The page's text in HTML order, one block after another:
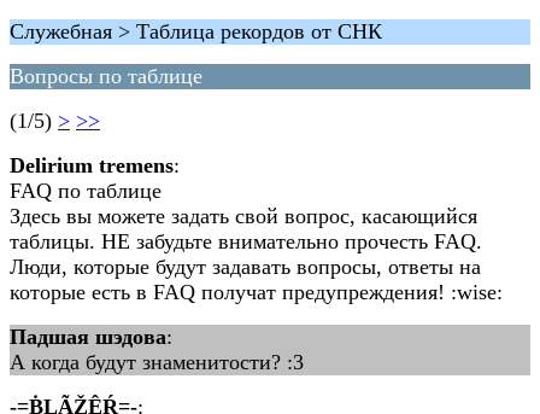
Служебная > Таблица рекордов от СНК
Вопросы по таблице
(1/5) > >>
Delirium tremens:
FAQ по таблице
Здесь вы можете задать свой вопрос, касающийся
таблицы. НЕ забудьте внимательно прочесть FAQ.
Люди, которые будут задавать вопросы, ответы на
которые есть в FAQ получат предупреждения! :wise:
Падшая шэдова:
А когда будут знаменитости? :3
-=ḂḼÃŽÊŔ=-: